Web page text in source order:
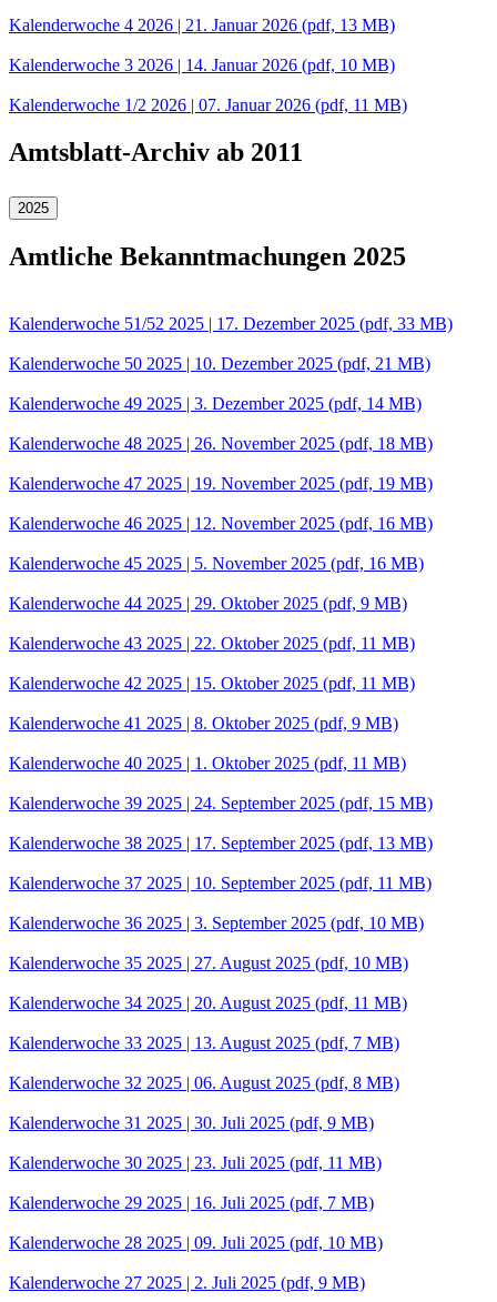
Kalenderwoche 4 2026 | 21. Januar 2026 (pdf, 13 MB)
Kalenderwoche 3 2026 | 14. Januar 2026 (pdf, 10 MB)
Kalenderwoche 1/2 2026 | 07. Januar 2026 (pdf, 11 MB)
Amtsblatt-Archiv ab 2011
2025
Amtliche Bekanntmachungen 2025
Kalenderwoche 51/52 2025 | 17. Dezember 2025 (pdf, 33 MB)
Kalenderwoche 50 2025 | 10. Dezember 2025 (pdf, 21 MB)
Kalenderwoche 49 2025 | 3. Dezember 2025 (pdf, 14 MB)
Kalenderwoche 48 2025 | 26. November 2025 (pdf, 18 MB)
Kalenderwoche 47 2025 | 19. November 2025 (pdf, 19 MB)
Kalenderwoche 46 2025 | 12. November 2025 (pdf, 16 MB)
Kalenderwoche 45 2025 | 5. November 2025 (pdf, 16 MB)
Kalenderwoche 44 2025 | 29. Oktober 2025 (pdf, 9 MB)
Kalenderwoche 43 2025 | 22. Oktober 2025 (pdf, 11 MB)
Kalenderwoche 42 2025 | 15. Oktober 2025 (pdf, 11 MB)
Kalenderwoche 41 2025 | 8. Oktober 2025 (pdf, 9 MB)
Kalenderwoche 40 2025 | 1. Oktober 2025 (pdf, 11 MB)
Kalenderwoche 39 2025 | 24. September 2025 (pdf, 15 MB)
Kalenderwoche 38 2025 | 17. September 2025 (pdf, 13 MB)
Kalenderwoche 37 2025 | 10. September 2025 (pdf, 11 MB)
Kalenderwoche 36 2025 | 3. September 2025 (pdf, 10 MB)
Kalenderwoche 35 2025 | 27. August 2025 (pdf, 10 MB)
Kalenderwoche 34 2025 | 20. August 2025 (pdf, 11 MB)
Kalenderwoche 33 2025 | 13. August 2025 (pdf, 7 MB)
Kalenderwoche 32 2025 | 06. August 2025 (pdf, 8 MB)
Kalenderwoche 31 2025 | 30. Juli 2025 (pdf, 9 MB)
Kalenderwoche 30 2025 | 23. Juli 2025 (pdf, 11 MB)
Kalenderwoche 29 2025 | 16. Juli 2025 (pdf, 7 MB)
Kalenderwoche 28 2025 | 09. Juli 2025 (pdf, 10 MB)
Kalenderwoche 27 2025 | 2. Juli 2025 (pdf, 9 MB)